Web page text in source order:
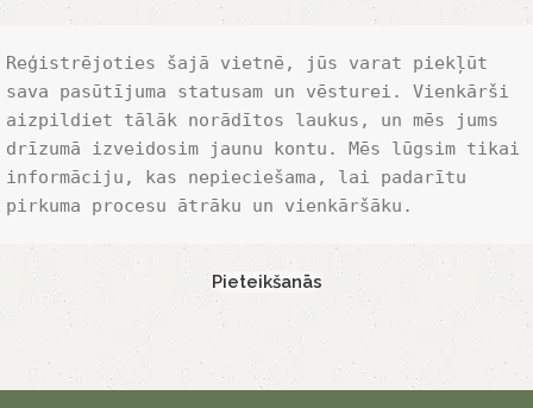
Reģistrējoties šajā vietnē, jūs varat piekļūt
sava pasūtījuma statusam un vēsturei. Vienkārši
aizpildiet tālāk norādītos laukus, un mēs jums
drīzumā izveidosim jaunu kontu. Mēs lūgsim tikai
informāciju, kas nepieciešama, lai padarītu
pirkuma procesu ātrāku un vienkāršāku.
Pieteikšanās